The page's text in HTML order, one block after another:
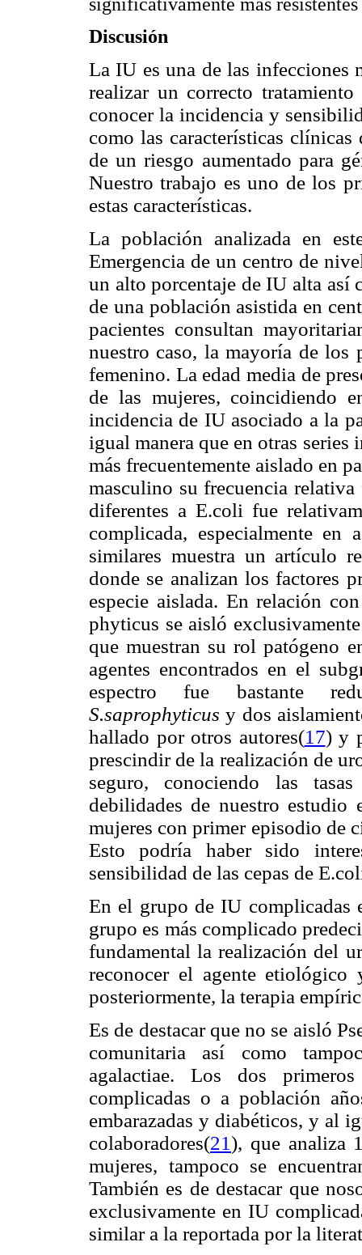
Discusión
La IU es una de las infecciones
realizar un correcto
conocer la incidencia y
como las características
de un riesgo aumentado para
Nuestro trabajo es uno de los
estas características.
La población analizada en
Emergencia de un centro de
un alto porcentaje de IU alta así
de una población asistida en
pacientes consultan
nuestro caso, la mayoría de los
femenino. La edad media de
de las mujeres, coincidiendo
incidencia de IU asociado a la
igual manera que en otras series
más frecuentemente aislado en
masculino su frecuencia
diferentes a E.coli fue
complicada, especialmente en
similares muestra un artículo
donde se analizan los factores
especie aislada. En relación
phyticus se aisló
que muestran su rol patógeno
agentes encontrados en el
espectro fue bastante
S.saprophyticus y dos
hallado por otros autores(17) y
prescindir de la realización de
seguro, conociendo las
debilidades de nuestro
mujeres con primer episodio de
Esto podría haber sido
sensibilidad de las cepas de
En el grupo de IU complicadas
grupo es más complicado
fundamental la realización del
reconocer el agente etiológico
posteriormente, la terapia
Es de destacar que no se aisló
comunitaria así como
agalactiae. Los dos
complicadas o a población
embarazadas y diabéticos, y al
colaboradores(21), que analiza
mujeres, tampoco se
También es de destacar que
exclusivamente en IU
similar a la reportada por la